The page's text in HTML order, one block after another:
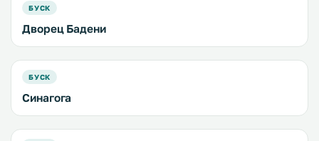
БУСК
Дворец Бадени
БУСК
Синагога